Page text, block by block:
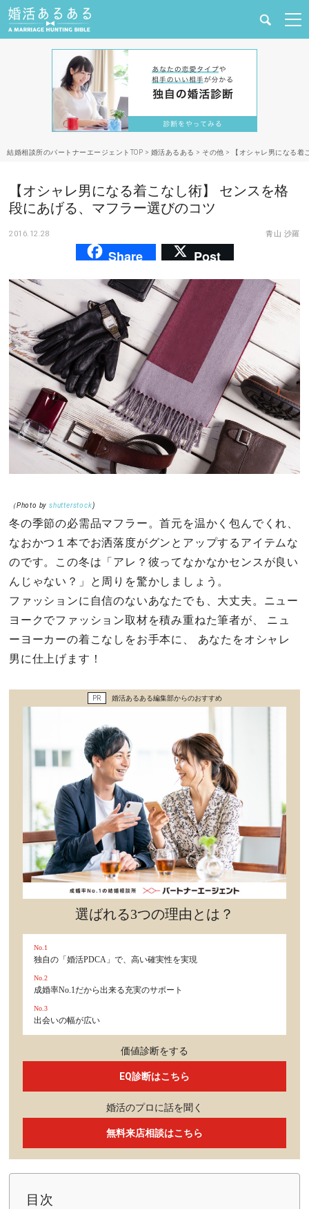
婚活と結婚
恋愛の悩み
合コン・街コン
マッチングアプリ
あるある
その他
ドキドキ
仕事とキャリア
特集
ファッション・美容
グルメ
趣味・旅行
不倫・だめ男
カルチャー・トレンド・芸能
驚き
結婚相談所のパートナーエージェントTOP > 婚活あるある > その他 > 【オシャレ男になる
【オシャレ男になる着こなし術】 センスを格
段にあげる、マフラー選びのコツ
2016.12.28 青山 沙羅
Share Post
（Photo by shutterstock)
冬の季節の必需品マフラー。首元を温かく包んでくれ、
なおかつ１本でお洒落度がグンとアップするアイテムな
のです。この冬は「アレ？彼ってなかなかセンスが良い
んじゃない？」と周りを驚かしましょう。
ファッションに自信のないあなたでも、大丈夫。ニュー
ヨークでファッション取材を積み重ねた筆者が、 ニュ
ーヨーカーの着こなしをお手本に、 あなたをオシャレ
男に仕上げます！
PR 婚活あるある編集部からのおすすめ
選ばれる3つの理由とは？
No.1
独自の「婚活PDCA」で、高い確実性を実現
No.2
成婚率No.1だから出来る充実のサポート
No.3
出会いの幅が広い
価値診断をする
EQ診断はこちら
婚活のプロに話を聞く
無料来店相談はこちら
目次